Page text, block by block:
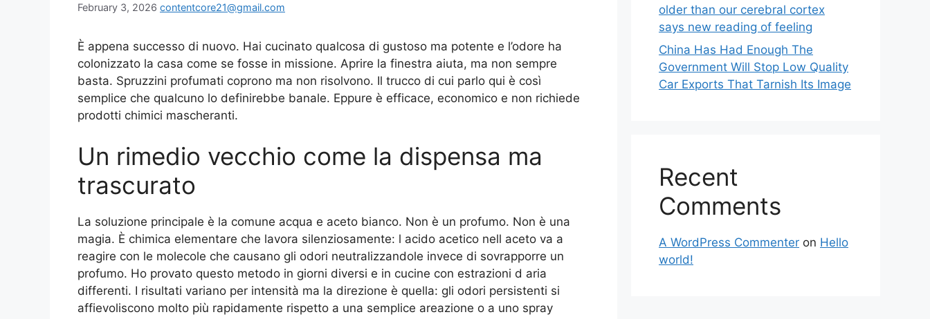
February 3, 2026 contentcore21@gmail.com
È appena successo di nuovo. Hai cucinato qualcosa di gustoso ma potente e l’odore ha
colonizzato la casa come se fosse in missione. Aprire la finestra aiuta, ma non sempre
basta. Spruzzini profumati coprono ma non risolvono. Il trucco di cui parlo qui è così
semplice che qualcuno lo definirebbe banale. Eppure è efficace, economico e non richiede
prodotti chimici mascheranti.
Un rimedio vecchio come la dispensa ma
trascurato
La soluzione principale è la comune acqua e aceto bianco. Non è un profumo. Non è una
magia. È chimica elementare che lavora silenziosamente: l acido acetico nell aceto va a
reagire con le molecole che causano gli odori neutralizzandole invece di sovrapporre un
profumo. Ho provato questo metodo in giorni diversi e in cucine con estrazioni d aria
differenti. I risultati variano per intensità ma la direzione è quella: gli odori persistenti si
affievoliscono molto più rapidamente rispetto a una semplice areazione o a uno spray
older than our cerebral cortex
says new reading of feeling
China Has Had Enough The
Government Will Stop Low Quality
Car Exports That Tarnish Its Image
Recent
Comments
A WordPress Commenter on Hello
world!